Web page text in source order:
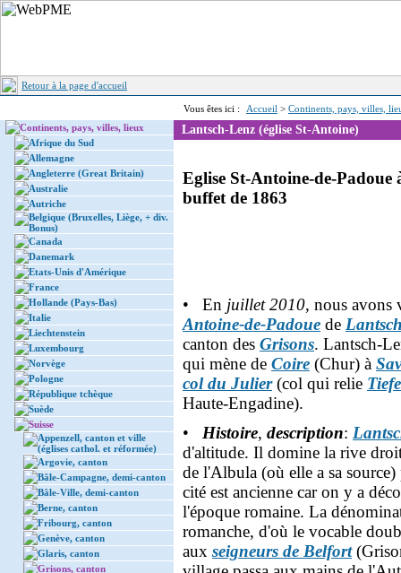
Retour à la page d'accueil
Vous êtes ici : Accueil > Continents, pays, villes,
Continents, pays, villes, lieux
Afrique du Sud
Allemagne
Angleterre (Great Britain)
Australie
Autriche
Belgique (Bruxelles, Liège, + div.
Bonus)
Canada
Danemark
Etats-Unis d'Amérique
France
Hollande (Pays-Bas)
Italie
Liechtenstein
Luxembourg
Norvège
Pologne
République tchèque
Suède
Suisse
Appenzell, canton et ville
(églises cathol. et réformée)
Argovie, canton
Bâle-Campagne, demi-canton
Bâle-Ville, demi-canton
Berne, canton
Fribourg, canton
Genève, canton
Glaris, canton
Grisons, canton
Lantsch-Lenz (église St-Antoine)
Eglise St-Antoine-de-
buffet de 1863
• En juillet 2010, nous avons
Antoine-de-Padoue de
canton des Grisons. Lantsch-
qui mène de Coire (Chur) à
col du Julier(col qui relie
Haute-Engadine).
• Histoire, description:
d'altitude. Il domine la rive
de l'Albula (où elle a sa
cité est ancienne car on y a
l'époque romaine. La
romanche, d'où le vocable
aux seigneurs de Belfort